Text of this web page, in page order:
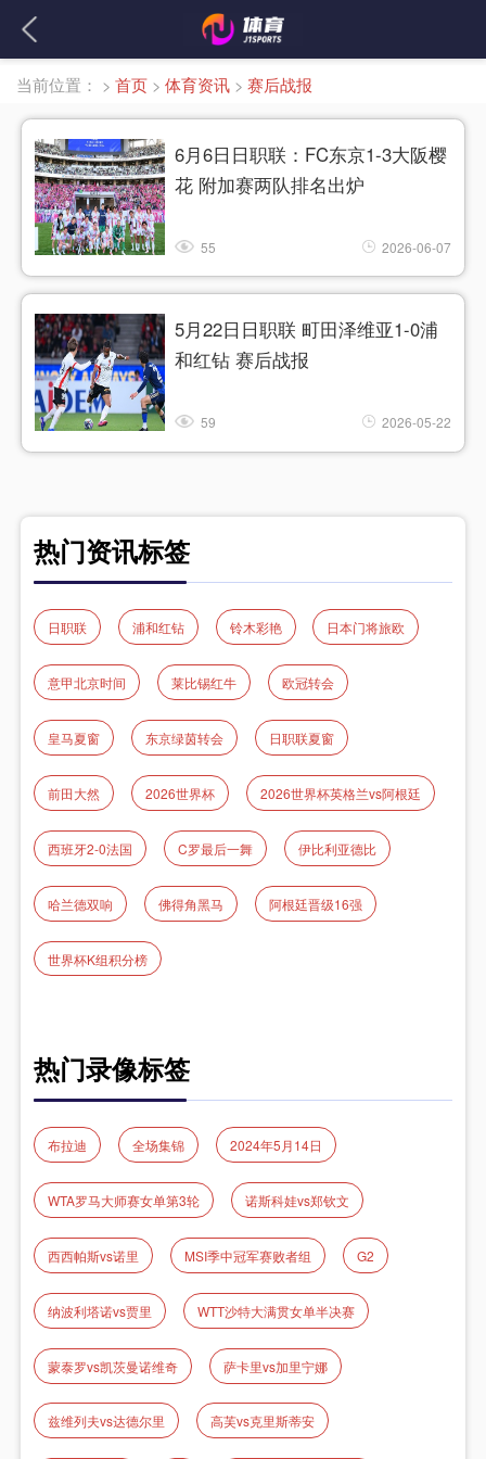
当前位置： > 首页 > 体育资讯 > 赛后战报
6月6日日职联：FC东京1-3大阪樱
花 附加赛两队排名出炉
55 2026-06-07
5月22日日职联 町田泽维亚1-0浦
和红钻 赛后战报
59 2026-05-22
热门资讯标签
日职联 浦和红钻 铃木彩艳 日本门将旅欧
意甲北京时间 莱比锡红牛 欧冠转会
皇马夏窗 东京绿茵转会 日职联夏窗
前田大然 2026世界杯 2026世界杯英格兰vs阿根廷
西班牙2-0法国 C罗最后一舞 伊比利亚德比
哈兰德双响 佛得角黑马 阿根廷晋级16强
世界杯K组积分榜
热门录像标签
布拉迪 全场集锦 2024年5月14日
WTA罗马大师赛女单第3轮 诺斯科娃vs郑钦文
西西帕斯vs诺里 MSI季中冠军赛败者组 G2
纳波利塔诺vs贾里 WTT沙特大满贯女单半决赛
蒙泰罗vs凯茨曼诺维奇 萨卡里vs加里宁娜
兹维列夫vs达德尔里 高芙vs克里斯蒂安